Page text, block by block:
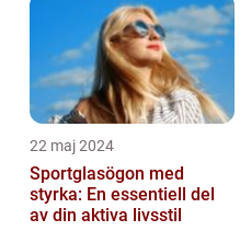
22 maj 2024
Sportglasögon med
styrka: En essentiell del
av din aktiva livsstil